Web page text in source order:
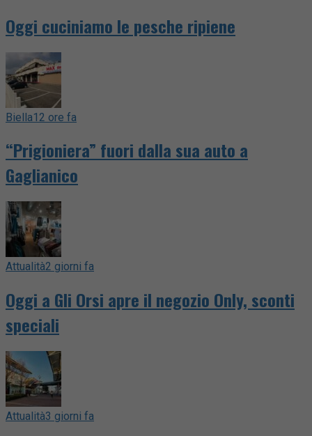
Oggi cuciniamo le pesche ripiene
Biella12 ore fa
“Prigioniera” fuori dalla sua auto a
Gaglianico
Attualità2 giorni fa
Oggi a Gli Orsi apre il negozio Only, sconti
speciali
Attualità3 giorni fa